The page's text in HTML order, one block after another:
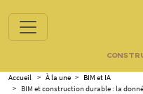
Accueil > À la une > BIM et IA
>
BIM et construction durable : la